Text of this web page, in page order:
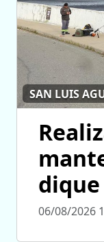
SAN LUIS
dique
06/08/2026